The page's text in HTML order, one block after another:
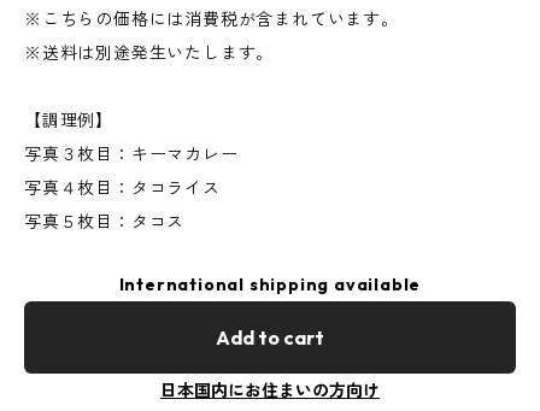
※こちらの価格には消費税が含まれています。
※送料は別途発生いたします。
【調理例】
写真３枚目：キーマカレー
写真４枚目：タコライス
写真５枚目：タコス
International shipping available
Add to cart
日本国内にお住まいの方向け